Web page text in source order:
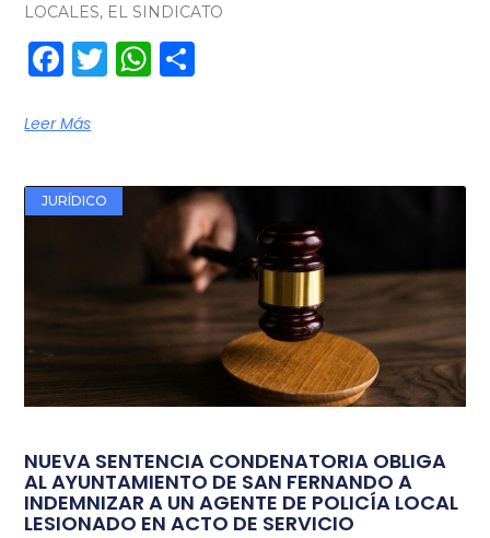
LOCALES, EL SINDICATO
Facebook
TwitterWhatsApp
Leer Más
JURÍDICO
NUEVA SENTENCIA CONDENATORIA OBLIGA
AL AYUNTAMIENTO DE SAN FERNANDO A
INDEMNIZAR A UN AGENTE DE POLICÍA LOCAL
LESIONADO EN ACTO DE SERVICIO